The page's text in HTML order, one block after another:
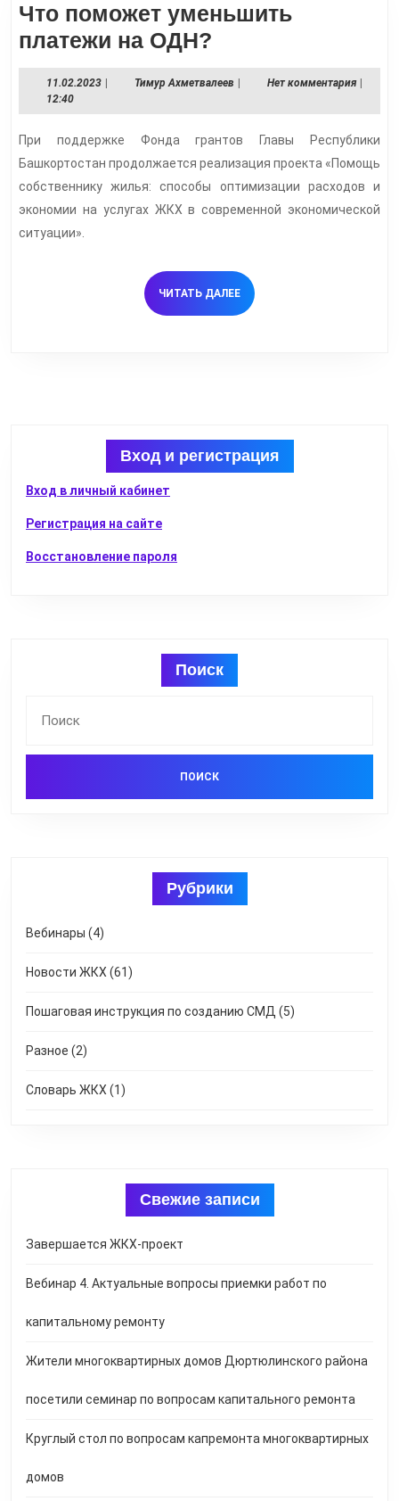
Что поможет уменьшить
платежи на ОДН?
поможет
уменьшить
платежи
на
ОДН?
11.02.202311.02.2023
| Тимур АхметвалеевТимур
| Нет комментария |
12:40
При поддержке Фонда грантов Главы Республики
Башкортостан продолжается реализация проекта «Помощь
собственнику жилья: способы оптимизации расходов и
экономии на услугах ЖКХ в современной экономической
ситуации».
ЧИТАТЬ ДАЛЕЕЧИТАТЬ
ДАЛЕЕ
Вход и регистрация
Вход в личный кабинет
Регистрация на сайте
Восстановление пароля
Поиск
Рубрики
Вебинары (4)
Новости ЖКХ (61)
Пошаговая инструкция по созданию СМД (5)
Разное (2)
Словарь ЖКХ (1)
Свежие записи
Завершается ЖКХ-проект
Вебинар 4. Актуальные вопросы приемки работ по
капитальному ремонту
Жители многоквартирных домов Дюртюлинского района
посетили семинар по вопросам капитального ремонта
Круглый стол по вопросам капремонта многоквартирных
домов